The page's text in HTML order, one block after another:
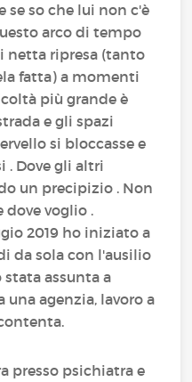
se so che lui non c'è
arco di tempo
netta ripresa (tanto
fatta) a momenti
più grande è
e gli spazi
si bloccasse e
. Dove gli altri
un precipizio . Non
dove voglio .
2019 ho iniziato a
da sola con l'ausilio
assunta a
agenzia, lavoro a
presso psichiatra e